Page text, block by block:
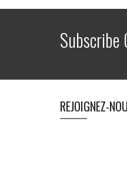
REJOIGNEZ-